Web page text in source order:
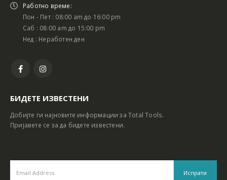
Батериски сет Ротирачки Чекан и Бормашина 20V
Работно време:
Пон - Пет : 08:00 am до 16:00 pm
Саб : 08:00 am до 15:00 pm
Нед : Неработен ден
БИДЕТЕ ИЗВЕСТЕНИ
Добијте ги најновите информации за Total Tools.
Пријавете се за да бидете известени.